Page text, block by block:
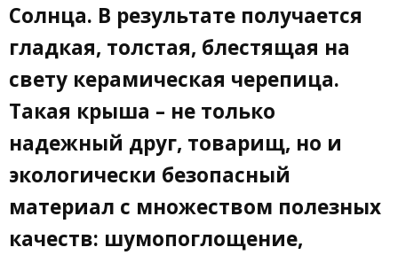
Солнца. В результате получается
гладкая, толстая, блестящая на
свету керамическая черепица.
Такая крыша – не только
надежный друг, товарищ, но и
экологически безопасный
материал с множеством полезных
качеств: шумопоглощение,